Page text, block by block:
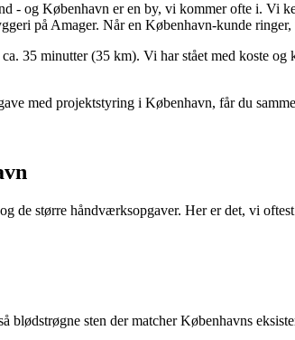
- og København er en by, vi kommer ofte i. Vi
på Amager. Når en København-kunde
35 minutter (35 km). Vi har stået med koste
med projektstyring i København, får du
de større håndværksopgaver. Her er det, vi
sten der matcher Københavns